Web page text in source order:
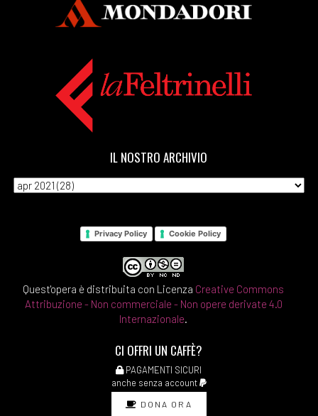
IL NOSTRO ARCHIVIO
Privacy Policy Cookie Policy
Quest'opera è distribuita con Licenza Creative Commons
Attribuzione - Non commerciale - Non opere derivate 4.0
Internazionale.
CI OFFRI UN CAFFÈ?
PAGAMENTI SICURI
anche senza account
DONA ORA